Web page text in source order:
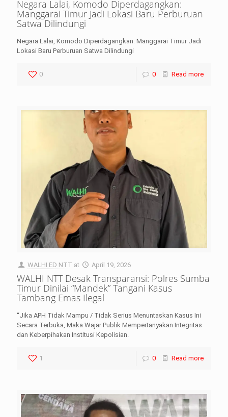
Negara Lalai, Komodo Diperdagangkan:
Manggarai Timur Jadi Lokasi Baru Perburuan
Satwa Dilindungi
Negara Lalai, Komodo Diperdagangkan: Manggarai Timur Jadi
Lokasi Baru Perburuan Satwa Dilindungi
0 0 Read more
WALHI ED NTT at April 19, 2026
WALHI NTT Desak Transparansi: Polres Sumba
Timur Dinilai “Mandek” Tangani Kasus
Tambang Emas Ilegal
“Jika APH Tidak Mampu / Tidak Serius Menuntaskan Kasus Ini
Secara Terbuka, Maka Wajar Publik Mempertanyakan Integritas
dan Keberpihakan Institusi Kepolisian.
1 0 Read more